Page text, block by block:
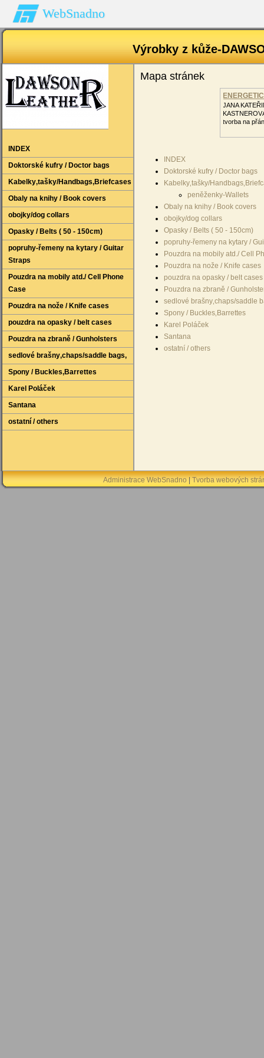
WebSnadno
Výrobky z kůže-
INDEX
Doktorské kufry / Doctor bags
Kabelky‚tašky/Handbags‚Briefcases
Obaly na knihy / Book covers
obojky/dog collars
Opasky / Belts ( 50 - 150cm)
popruhy-řemeny na kytary / Guitar
Straps
Pouzdra na mobily atd./ Cell Phone
Case
Pouzdra na nože / Knife cases
pouzdra na opasky / belt cases
Pouzdra na zbraně / Gunholsters
sedlové brašny‚chaps/saddle bags‚
Spony / Buckles‚Barrettes
Karel Poláček
Santana
ostatní / others
Mapa stránek
JANA
tvorba na
INDEX
Doktorské kufry / Doctor bags
Kabelky‚tašky/
peněženky-Wallets
Obaly na knihy / Book covers
obojky/dog collars
Opasky / Belts ( 50 - 150cm)
popruhy-řemeny na kytary /
Pouzdra na mobily atd./ Cell
Pouzdra na nože / Knife cases
pouzdra na opasky / belt cases
Pouzdra na zbraně /
sedlové brašny‚chaps/saddle
Spony / Buckles‚Barrettes
Karel Poláček
Santana
ostatní / others
Administrace WebSnadno Tvorba webových